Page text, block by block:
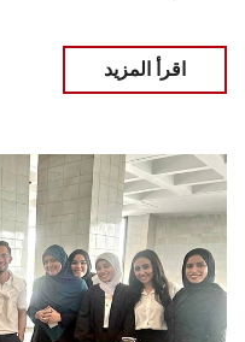
اقرأ المزيد